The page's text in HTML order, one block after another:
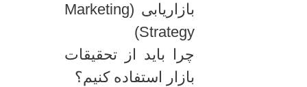
بازاریابی (Marketing
Strategy)
چرا باید از تحقیقات
بازار استفاده کنیم؟